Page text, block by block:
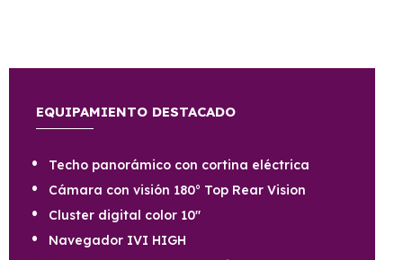
EQUIPAMIENTO DESTACADO
Techo panorámico con cortina eléctrica
Cámara con visión 180° Top Rear Vision
Cluster digital color 10''
Navegador IVI HIGH